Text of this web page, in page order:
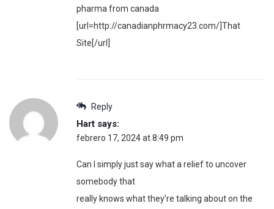
pharma from canada
[url=http://canadianphrmacy23.com/]That
Site[/url]
Reply
Hart says:
febrero 17, 2024 at 8:49 pm
Can I simply just say what a relief to uncover
somebody that
really knows what they’re talking about on the